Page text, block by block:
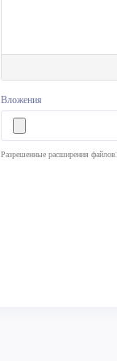
Вложения
Разрешенные расширения